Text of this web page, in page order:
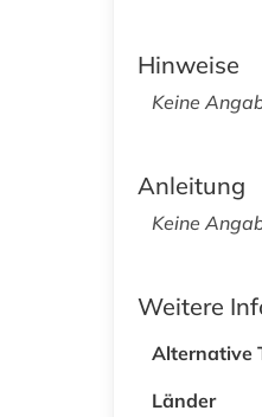
Hinweise
Keine
Anleitung
Keine
Weitere
Alternative
Länder